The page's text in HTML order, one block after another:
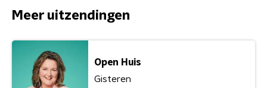
Meer uitzendingen
Open Huis
Gisteren